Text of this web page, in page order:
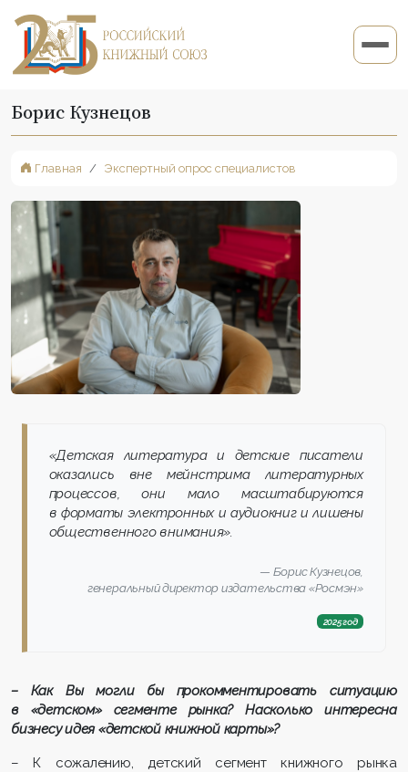
Борис Кузнецов
Главная Экспертный опрос специалистов
«Детская литература и детские писатели
оказались вне мейнстрима литературных
процессов, они мало масштабируются
в форматы электронных и аудиокниг и лишены
общественного внимания».
Борис Кузнецов,
генеральный директор издательства «Росмэн»
2025 год
– Как Вы могли бы прокомментировать ситуацию
в «детском» сегменте рынка? Насколько интересна
бизнесу идея «детской книжной карты»?
– К сожалению, детский сегмент книжного рынка